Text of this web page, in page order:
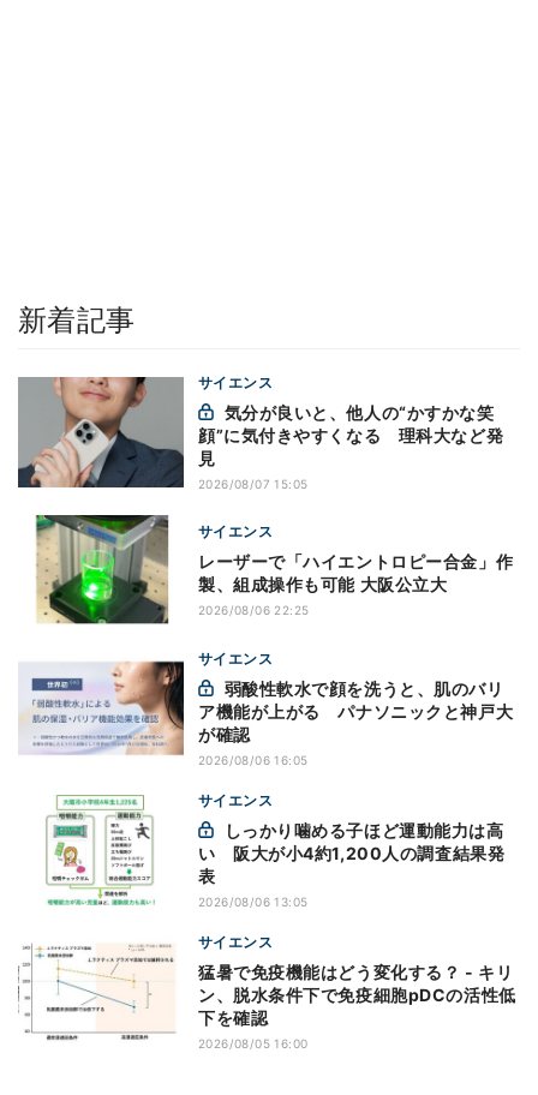
新着記事
サイエンス
顔”に気付きやすくなる 理科大など発
見
2026/08/07 15:05
サイエンス
レーザーで「ハイエントロピー合金」作
製、組成操作も可能 大阪公立大
2026/08/06 22:25
サイエンス
ア機能が上がる パナソニックと神戸大
が確認
2026/08/06 16:05
サイエンス
い 阪大が小4約1,200人の調査結果発
表
2026/08/06 13:05
サイエンス
猛暑で免疫機能はどう変化する？ - キリ
ン、脱水条件下で免疫細胞pDCの活性低
下を確認
2026/08/05 16:00